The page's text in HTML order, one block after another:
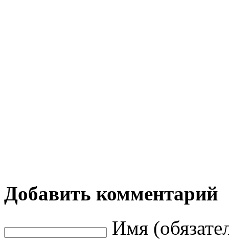
Добавить комментарий
Имя